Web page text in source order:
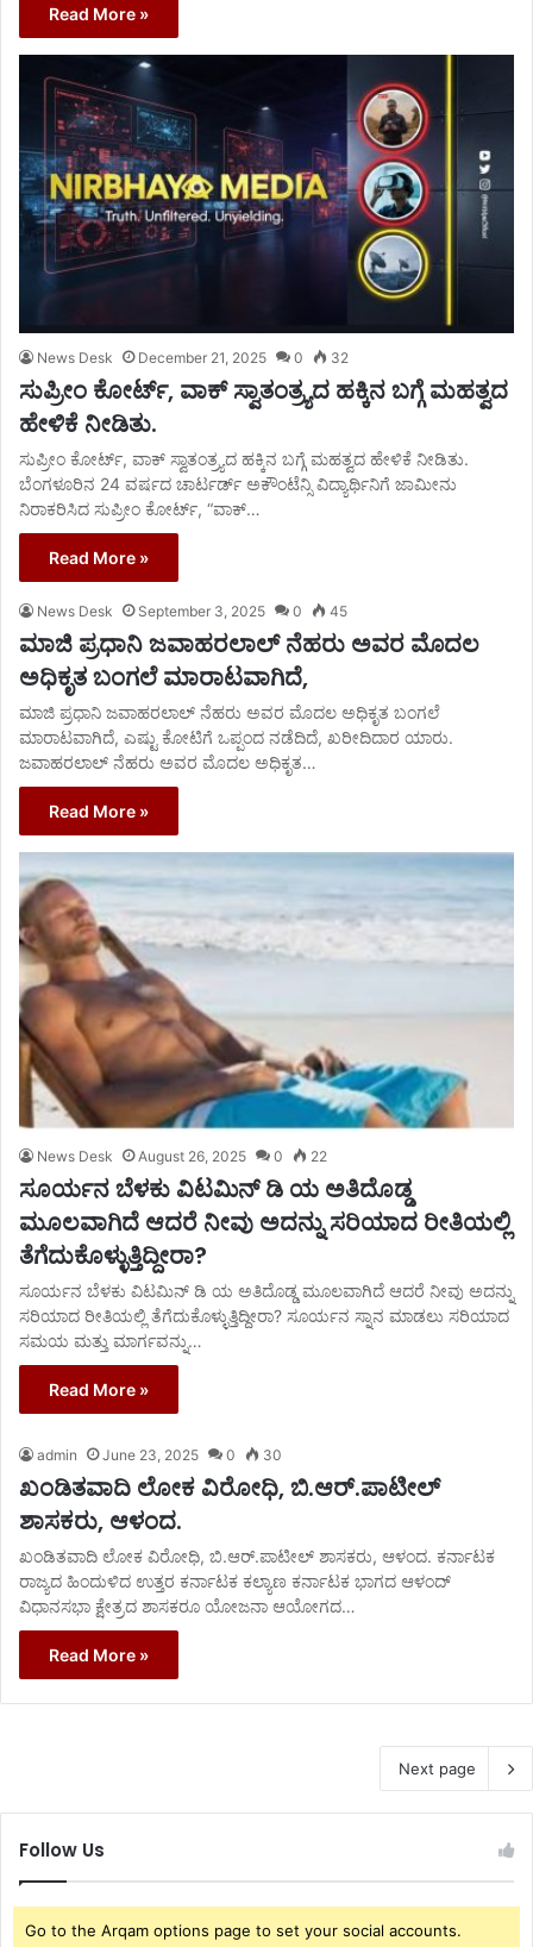
Read More »
News Desk December 21, 2025 0 32
ಸುಪ್ರೀಂ ಕೋರ್ಟ್, ವಾಕ್ ಸ್ವಾತಂತ್ರ್ಯದ ಹಕ್ಕಿನ ಬಗ್ಗೆ ಮಹತ್ವದ
ಹೇಳಿಕೆ ನೀಡಿತು.
ಸುಪ್ರೀಂ ಕೋರ್ಟ್, ವಾಕ್ ಸ್ವಾತಂತ್ರ್ಯದ ಹಕ್ಕಿನ ಬಗ್ಗೆ ಮಹತ್ವದ ಹೇಳಿಕೆ ನೀಡಿತು.
ಬೆಂಗಳೂರಿನ 24 ವರ್ಷದ ಚಾರ್ಟರ್ಡ್ ಅಕೌಂಟೆನ್ಸಿ ವಿದ್ಯಾರ್ಥಿನಿಗೆ ಜಾಮೀನು
ನಿರಾಕರಿಸಿದ ಸುಪ್ರೀಂ ಕೋರ್ಟ್, “ವಾಕ್…
Read More »
News Desk September 3, 2025 0 45
ಮಾಜಿ ಪ್ರಧಾನಿ ಜವಾಹರಲಾಲ್ ನೆಹರು ಅವರ ಮೊದಲ
ಅಧಿಕೃತ ಬಂಗಲೆ ಮಾರಾಟವಾಗಿದೆ,
ಮಾಜಿ ಪ್ರಧಾನಿ ಜವಾಹರಲಾಲ್ ನೆಹರು ಅವರ ಮೊದಲ ಅಧಿಕೃತ ಬಂಗಲೆ
ಮಾರಾಟವಾಗಿದೆ, ಎಷ್ಟು ಕೋಟಿಗೆ ಒಪ್ಪಂದ ನಡೆದಿದೆ, ಖರೀದಿದಾರ ಯಾರು.
ಜವಾಹರಲಾಲ್ ನೆಹರು ಅವರ ಮೊದಲ ಅಧಿಕೃತ…
Read More »
News Desk August 26, 2025 0 22
ಸೂರ್ಯನ ಬೆಳಕು ವಿಟಮಿನ್ ಡಿ ಯ ಅತಿದೊಡ್ಡ
ಮೂಲವಾಗಿದೆ ಆದರೆ ನೀವು ಅದನ್ನು ಸರಿಯಾದ ರೀತಿಯಲ್ಲಿ
ತೆಗೆದುಕೊಳ್ಳುತ್ತಿದ್ದೀರಾ?
ಸೂರ್ಯನ ಬೆಳಕು ವಿಟಮಿನ್ ಡಿ ಯ ಅತಿದೊಡ್ಡ ಮೂಲವಾಗಿದೆ ಆದರೆ ನೀವು ಅದನ್ನು
ಸರಿಯಾದ ರೀತಿಯಲ್ಲಿ ತೆಗೆದುಕೊಳ್ಳುತ್ತಿದ್ದೀರಾ? ಸೂರ್ಯನ ಸ್ನಾನ ಮಾಡಲು ಸರಿಯಾದ
ಸಮಯ ಮತ್ತು ಮಾರ್ಗವನ್ನು…
Read More »
admin June 23, 2025 0 30
ಖಂಡಿತವಾದಿ ಲೋಕ ವಿರೋಧಿ, ಬಿ.ಆರ್.ಪಾಟೀಲ್
ಶಾಸಕರು, ಆಳಂದ.
ಖಂಡಿತವಾದಿ ಲೋಕ ವಿರೋಧಿ, ಬಿ.ಆರ್.ಪಾಟೀಲ್ ಶಾಸಕರು, ಆಳಂದ. ಕರ್ನಾಟಕ
ರಾಜ್ಯದ ಹಿಂದುಳಿದ ಉತ್ತರ ಕರ್ನಾಟಕ ಕಲ್ಯಾಣ ಕರ್ನಾಟಕ ಭಾಗದ ಆಳಂದ್
ವಿಧಾನಸಭಾ ಕ್ಷೇತ್ರದ ಶಾಸಕರೂ ಯೋಜನಾ ಆಯೋಗದ…
Read More »
Next page
Follow Us
Go to the Arqam options page to set your social accounts.